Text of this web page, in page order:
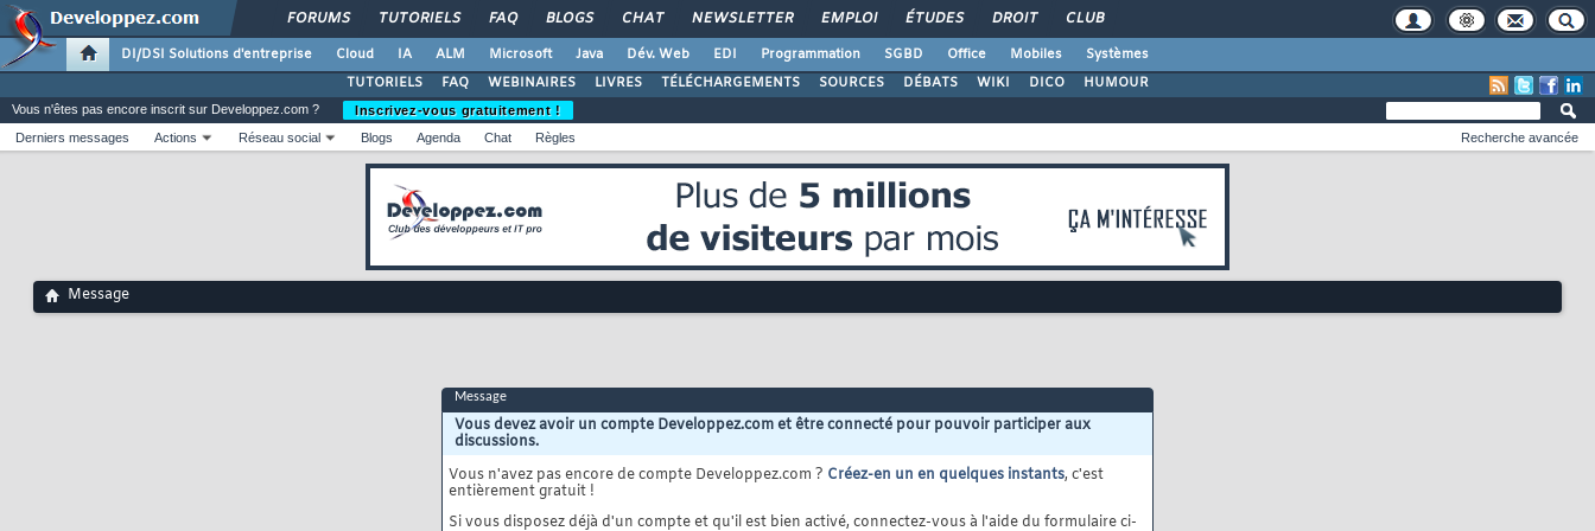
FORUMS TUTORIELS FAQ BLOGS CHAT NEWSLETTER EMPLOI ÉTUDES DROIT CLUB
DI/DSI Solutions d'entreprise Cloud IA ALM Microsoft Java Dév. Web EDI Programmation SGBD Office Mobiles
Systèmes
TUTORIELS
FAQ WEBINAIRES LIVRES TÉLÉCHARGEMENTS SOURCES DÉBATS WIKI DICO HUMOUR
Vous n'êtes pas encore inscrit sur Developpez.com ?
Inscrivez-vous gratuitement !
Derniers messages
Actions Réseau social Blogs Agenda Chat Règles Recherche avancée
Message
Message
Vous devez avoir un compte Developpez.com et être connecté pour pouvoir participer aux
discussions.
Vous n'avez pas encore de compte Developpez.com ? Créez-en un en quelques instants, c'est
entièrement gratuit !
Si vous disposez déjà d'un compte et qu'il est bien activé, connectez-vous à l'aide du formulaire ci-